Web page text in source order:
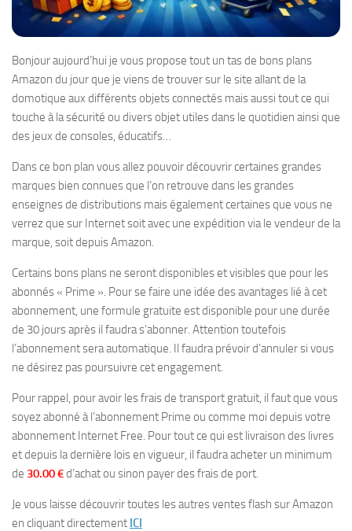
Bonjour aujourd’hui je vous propose tout un tas de bons plans
Amazon du jour que je viens de trouver sur le site allant de la
domotique aux différents objets connectés mais aussi tout ce qui
touche à la sécurité ou divers objet utiles dans le quotidien ainsi que
des jeux de consoles, éducatifs…
Dans ce bon plan vous allez pouvoir découvrir certaines grandes
marques bien connues que l’on retrouve dans les grandes
enseignes de distributions mais également certaines que vous ne
verrez que sur Internet soit avec une expédition via le vendeur de la
marque, soit depuis Amazon.
Certains bons plans ne seront disponibles et visibles que pour les
abonnés « Prime ». Pour se faire une idée des avantages lié à cet
abonnement, une formule gratuite est disponible pour une durée
de 30 jours après il faudra s’abonner. Attention toutefois
l’abonnement sera automatique. Il faudra prévoir d’annuler si vous
ne désirez pas poursuivre cet engagement.
Pour rappel, pour avoir les frais de transport gratuit, il faut que vous
soyez abonné à l’abonnement Prime ou comme moi depuis votre
abonnement Internet Free. Pour tout ce qui est livraison des livres
et depuis la dernière lois en vigueur, il faudra acheter un minimum
de 30.00 €d’achat ou sinon payer des frais de port.
Je vous laisse découvrir toutes les autres ventes flash sur Amazon
en cliquant directement ICI